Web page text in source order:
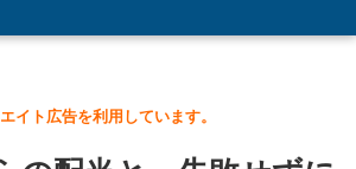
イト広告を利用しています。